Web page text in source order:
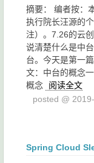
摘要： 编者按：
执行院长汪源的
注）。7.26的云
说清楚什么是中
台。今天是第一
文：中台的概念
概念
阅读全文
posted @
Spring Cloud